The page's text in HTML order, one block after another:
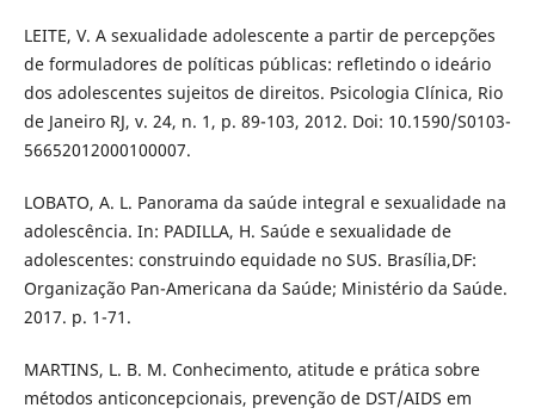
LEITE, V. A sexualidade adolescente a partir de percepções
de formuladores de políticas públicas: refletindo o ideário
dos adolescentes sujeitos de direitos. Psicologia Clínica, Rio
de Janeiro RJ, v. 24, n. 1, p. 89-103, 2012. Doi: 10.1590/S0103-
56652012000100007.
LOBATO, A. L. Panorama da saúde integral e sexualidade na
adolescência. In: PADILLA, H. Saúde e sexualidade de
adolescentes: construindo equidade no SUS. Brasília,DF:
Organização Pan-Americana da Saúde; Ministério da Saúde.
2017. p. 1-71.
MARTINS, L. B. M. Conhecimento, atitude e prática sobre
métodos anticoncepcionais, prevenção de DST/AIDS em